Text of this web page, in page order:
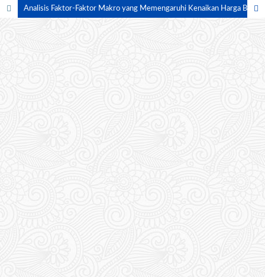
Analisis Faktor-Faktor Makro yang Memengaruhi Kenaikan Harga Barang (Inflasi) di Indonesia